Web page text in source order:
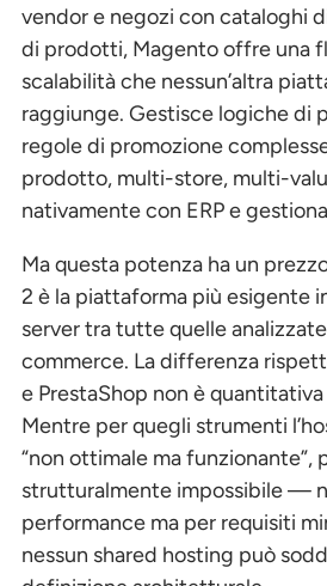
vendor e negozi con cataloghi
di prodotti, Magento offre una
scalabilità che nessun’altra
raggiunge. Gestisce logiche di
regole di promozione
prodotto, multi-store, multi-
nativamente con ERP e
Ma questa potenza ha un
2 è la piattaforma più esigente
server tra tutte quelle
commerce. La differenza
e PrestaShop non è
Mentre per quegli strumenti
“non ottimale ma funzionante”,
strutturalmente impossibile —
performance ma per requisiti
nessun shared hosting può